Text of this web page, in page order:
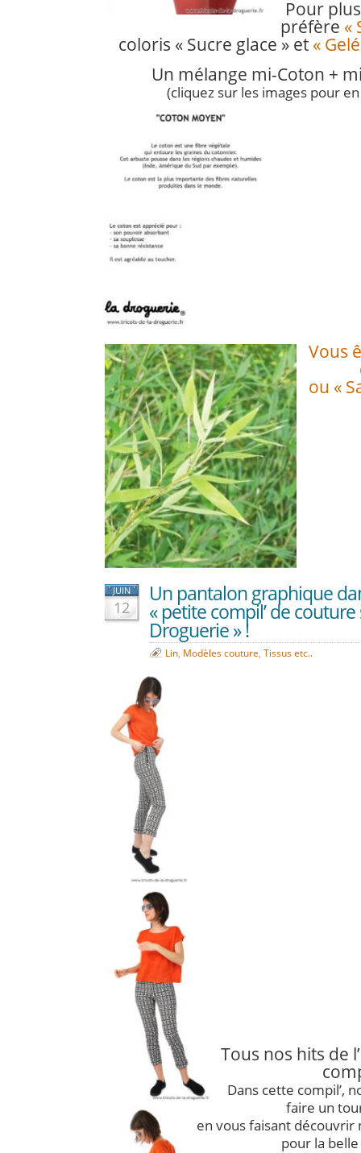
Pour
préfère «
coloris « Sucre glace » et «
Un mélange mi-Coton +
(cliquez sur les images pour
Vous
ou «
JUIN
12
Un pantalon graphique
« petite compil’ de
Droguerie » !
Lin, Modèles couture, Tissus etc..
Tous nos hits de
Dans cette compil’,
faire un
en vous faisant
pour la